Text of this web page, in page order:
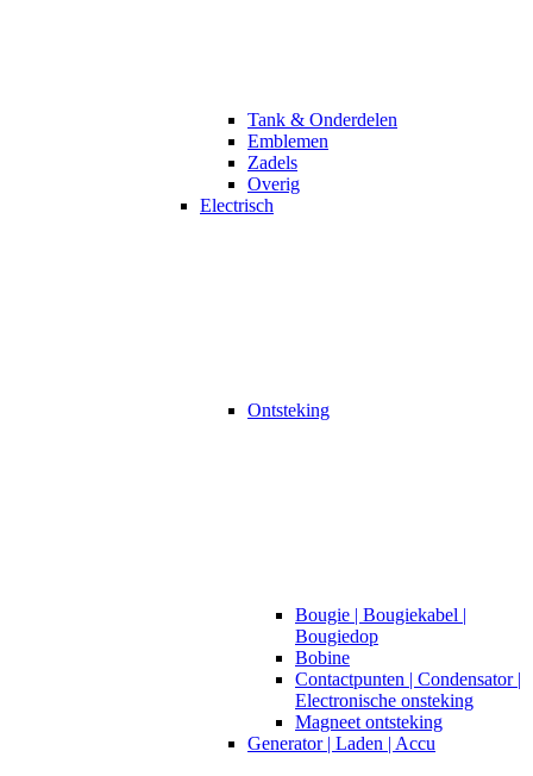
Tank & Onderdelen
Emblemen
Zadels
Overig
Electrisch
Ontsteking
Bougie | Bougiekabel |
Bougiedop
Bobine
Contactpunten | Condensator |
Electronische onsteking
Magneet ontsteking
Generator | Laden | Accu